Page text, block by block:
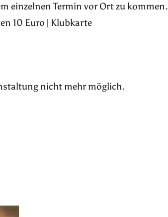
einzelnen Termin vor Ort zu kommen.
10 Euro | Klubkarte
nicht mehr möglich.